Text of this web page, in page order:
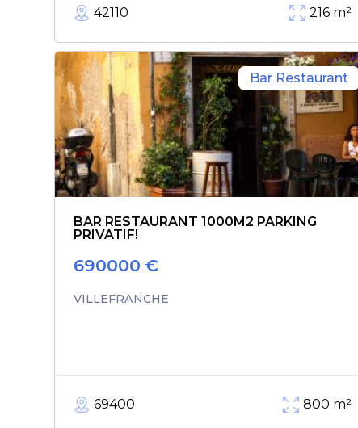
42110 216 m²
Bar Restaurant
BAR RESTAURANT 1000M2 PARKING
PRIVATIF!
690000 €
VILLEFRANCHE
69400 800 m²